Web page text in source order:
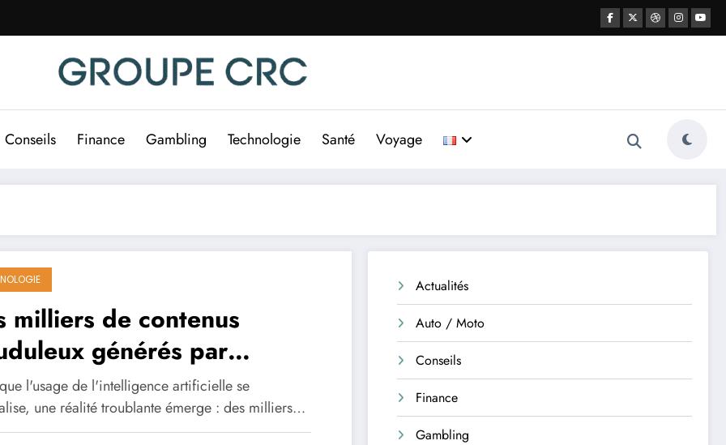
Conseils Finance Gambling Technologie Santé Voyage
milliers de contenus
générés par
artificielle sont en
– Enquête
l'usage de l'intelligence artificielle se
une réalité troublante émerge : des milliers…
Actualités
Auto / Moto
Conseils
Finance
Gambling